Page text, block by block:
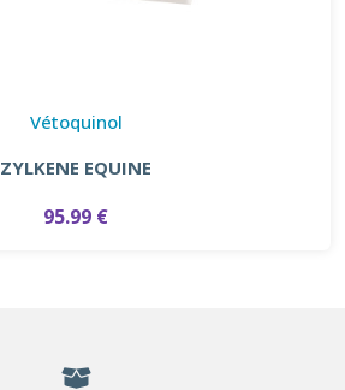
Vétoquinol
ZYLKENE EQUINE
95.99 €